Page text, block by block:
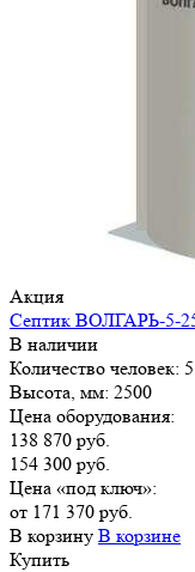
Акция
Септик ВОЛГАРЬ-5-
В наличии
Количество человек: 5
Высота, мм: 2500
Цена оборудования:
138 870 руб.
154 300 руб.
Цена «под ключ»:
от 171 370 руб.
В корзину В корзине
Купить